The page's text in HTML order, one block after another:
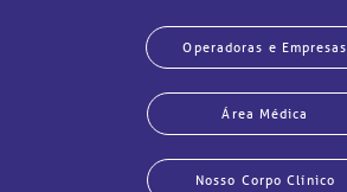
Operadoras e Empresas
Área Médica
Nosso Corpo Clínico